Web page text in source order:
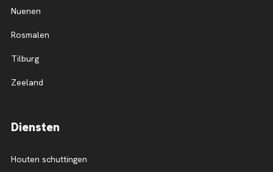
Nuenen
Rosmalen
Tilburg
Zeeland
Diensten
Houten schuttingen